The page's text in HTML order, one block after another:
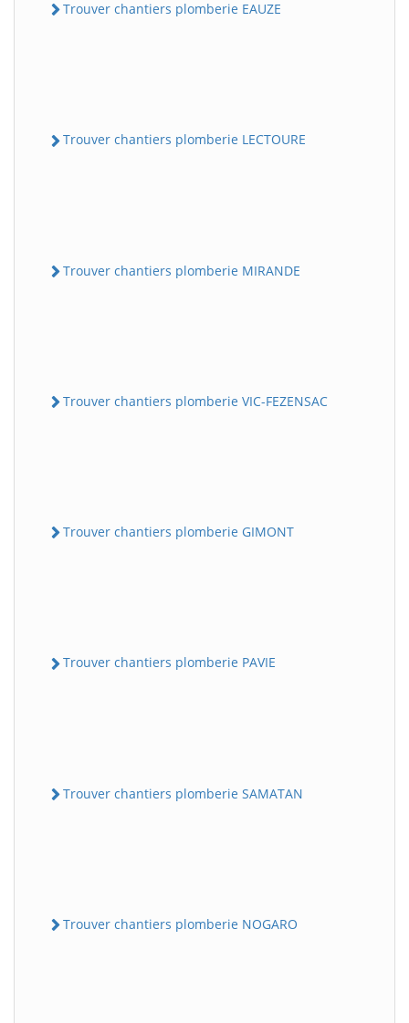
Trouver chantiers plomberie EAUZE
Trouver chantiers plomberie LECTOURE
Trouver chantiers plomberie MIRANDE
Trouver chantiers plomberie VIC-FEZENSAC
Trouver chantiers plomberie GIMONT
Trouver chantiers plomberie PAVIE
Trouver chantiers plomberie SAMATAN
Trouver chantiers plomberie NOGARO